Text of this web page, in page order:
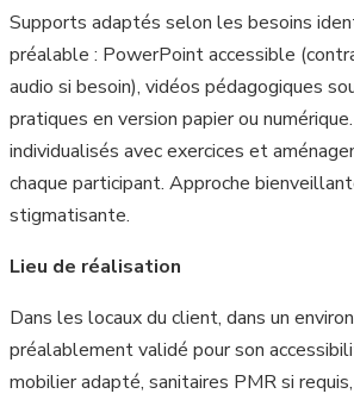
Supports adaptés selon les besoins
préalable : PowerPoint accessible
audio si besoin), vidéos pédagogiques
pratiques en version papier ou
individualisés avec exercices et
chaque participant. Approche
stigmatisante.
Lieu de réalisation
Dans les locaux du client, dans un
préalablement validé pour son
mobilier adapté, sanitaires PMR si